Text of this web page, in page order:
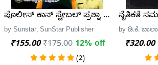
ಪೊಲೀಸ್ ಕಾನ್ ಸ್ಟೇಬಲ್ ಪ್ರಶ್ನಾ ಕೋಶ - Sunstar
by Sunstar, SunStar Publisher
₹155.00 ₹175.00 12% off
(2)
ನೈತಿಕತೆ
by ಡಿ.ಕೆ.
₹320.00